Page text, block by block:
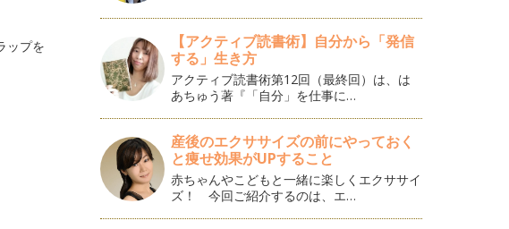
ップを
【アクティブ読書術】自分から「発信
する」生き方
アクティブ読書術第12回（最終回）は、は
あちゅう著『「自分」を仕事に…
産後のエクササイズの前にやっておく
と痩せ効果がUPすること
赤ちゃんやこどもと一緒に楽しくエクササイ
ズ！ 今回ご紹介するのは、エ…